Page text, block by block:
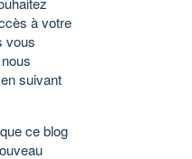
à votre
vous
suivant
ce blog